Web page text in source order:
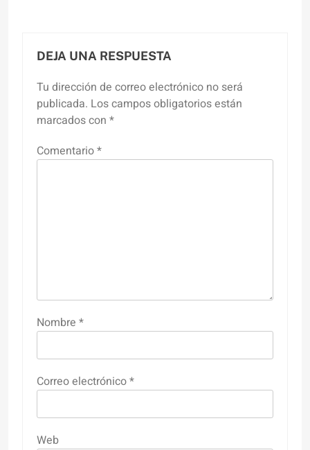
DEJA UNA RESPUESTA
Tu dirección de correo electrónico no será
publicada. Los campos obligatorios están
marcados con *
Comentario*
Nombre *
Correo electrónico*
Web